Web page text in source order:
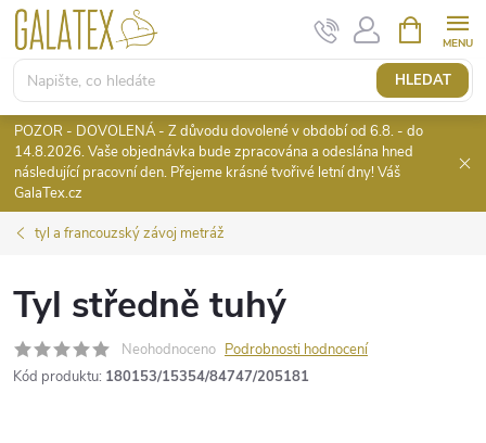
Přejít
obsah
HLEDAT
NÁKUPNÍ
KOŠÍK
POZOR - DOVOLENÁ - Z důvodu dovolené v období od 6.8. - do
14.8.2026. Vaše objednávka bude zpracována a odeslána hned
následující pracovní den. Přejeme krásné tvořivé letní dny! Váš
GalaTex.cz
tyl a francouzský závoj metráž
Tyl středně tuhý
Neohodnoceno Podrobnosti hodnocení
Kód produktu: 180153/15354/84747/205181